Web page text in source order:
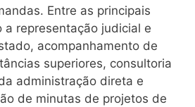
Entre as principais
a representação judicial e
acompanhamento de
superiores, consultoria
administração direta e
de minutas de projetos de